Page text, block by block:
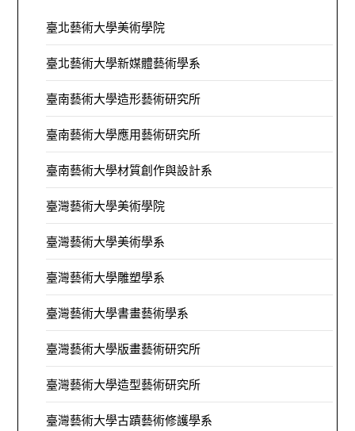
臺北藝術大學美術學院
臺北藝術大學新媒體藝術學系
臺南藝術大學造形藝術研究所
臺南藝術大學應用藝術研究所
臺南藝術大學材質創作與設計系
臺灣藝術大學美術學院
臺灣藝術大學美術學系
臺灣藝術大學雕塑學系
臺灣藝術大學書畫藝術學系
臺灣藝術大學版畫藝術研究所
臺灣藝術大學造型藝術研究所
臺灣藝術大學古蹟藝術修護學系